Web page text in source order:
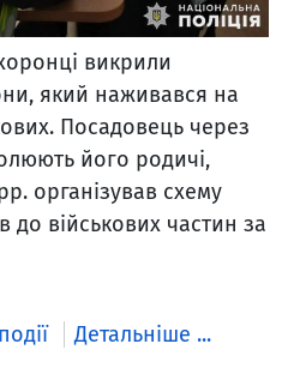
викрили
який наживався на
Посадовець через
його родичі,
організував схему
до військових частин за
Детальніше ...